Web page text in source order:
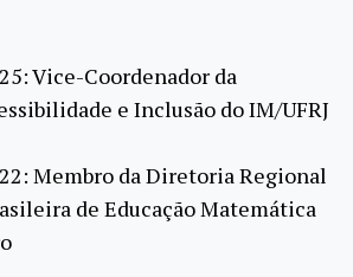
Vice-Coordenador da
e Inclusão do IM/UFRJ
Membro da Diretoria Regional
de Educação Matemática